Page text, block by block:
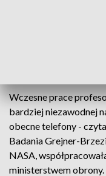
Wczesne prace
bardziej niezawodnej
obecne telefony -
Badania Grejner-
NASA,
ministerstwem obrony.